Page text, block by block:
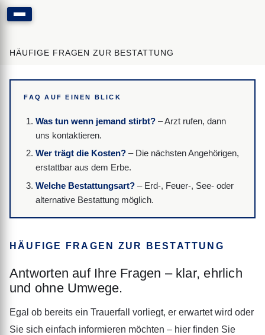
HÄUFIGE FRAGEN ZUR BESTATTUNG
FAQ AUF EINEN BLICK
Was tun wenn jemand stirbt?– Arzt rufen, dann
uns kontaktieren.
Wer trägt die Kosten?– Die nächsten Angehörigen,
erstattbar aus dem Erbe.
Welche Bestattungsart?– Erd-, Feuer-, See- oder
alternative Bestattung möglich.
HÄUFIGE FRAGEN ZUR BESTATTUNG
Antworten auf Ihre Fragen – klar, ehrlich
und ohne Umwege.
Egal ob bereits ein Trauerfall vorliegt, er erwartet wird oder
Sie sich einfach informieren möchten – hier finden Sie